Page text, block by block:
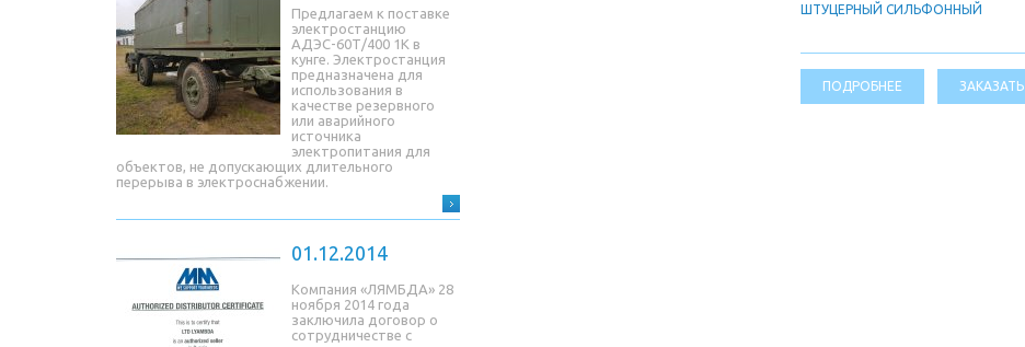
Предлагаем к поставке
электростанцию
АДЭС-60Т/400 1К в
кунге. Электростанция
предназначена для
использования в
качестве резервного
или аварийного
источника
электропитания для
объектов, не допускающих длительного
перерыва в электроснабжении.
01.12.2014
Компания «ЛЯМБДА» 28
ноября 2014 года
заключила договор о
сотрудничестве с
ШТУЦЕРНЫЙ СИЛЬФОННЫЙ
ПОДРОБНЕЕ ЗАКАЗАТЬ